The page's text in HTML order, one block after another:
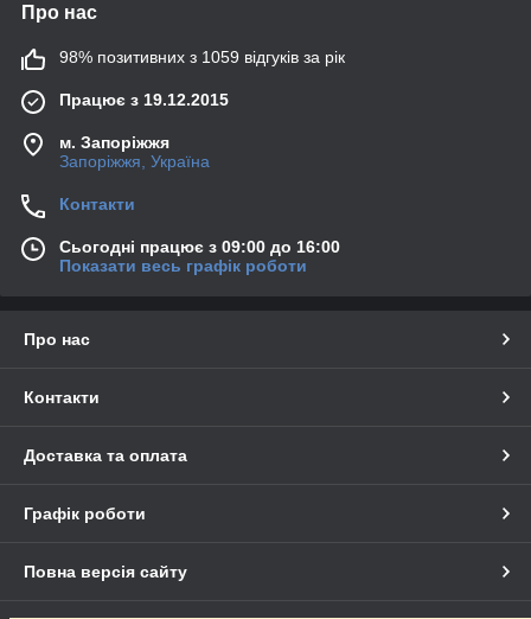
Про нас
98% позитивних з 1059 відгуків за рік
Працює з 19.12.2015
м. Запоріжжя
Запоріжжя, Україна
Контакти
Сьогодні працює з 09:00 до 16:00
Показати весь графік роботи
Про нас
Контакти
Доставка та оплата
Графік роботи
Повна версія сайту